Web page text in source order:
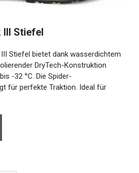
III Stiefel
III Stiefel bietet dank wasserdichtem
DryTech-Konstruktion
-32 °C. Die Spider-
für perfekte Traktion. Ideal für